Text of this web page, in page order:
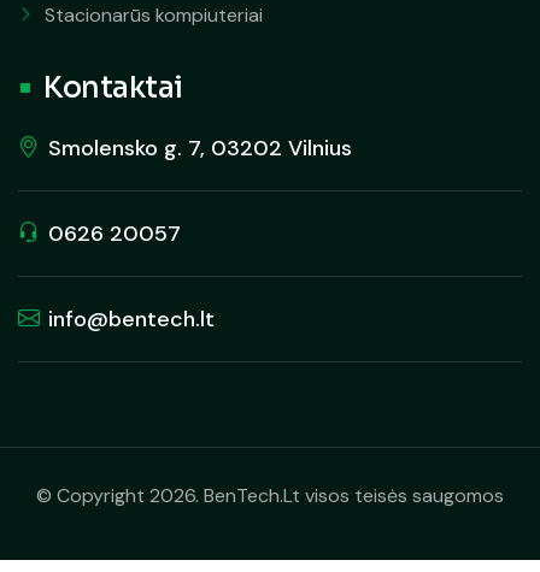
Stacionarūs kompiuteriai
Kontaktai
Smolensko g. 7, 03202 Vilnius
0626 20057
info@bentech.lt
© Copyright 2026. BenTech.Lt visos teisės saugomos